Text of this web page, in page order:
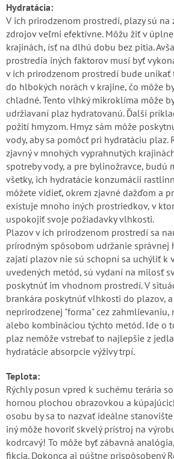
Hydratácia:
V ich prirodzenom prostredí, plazy sú na
zdrojov veľmi efektívne. Môžu žiť v
krajinách, ísť na dlhú dobu bez pitia.
prostredia iných faktorov musí byť
v ich prirodzenom prostredí bude unikať
do hlbokých norách v krajine, čo môže
chladné. Tento vlhký mikroklíma môže
udržiavaní plaz hydratovanú. Ďalší
požití hmyzom. Hmyz sám môže
vody, aby sa pomôcť pri hydratáciu plaz.
zjavný v mnohých vyprahnutých
spotreby vody, a pre bylinožravce, budú
všetky, ich hydratácie konzumácii
môžete vidieť, okrem zjavné dažďom a
existuje mnoho iných prostriedkov, v
uspokojiť svoje požiadavky vlhkosti.
Plazov v ich prirodzenom prostredí sa
prírodným spôsobom udržanie správnej
zajatí plazov nie sú schopní sa uchýliť k
uvedených metód, sú vydaní na milosť
poskytnúť im vhodnom prostredí. V
brankára poskytnúť vlhkosti do plazov,
neprirodzenej "forma" cez zahmlievaniu,
alebo kombináciou týchto metód. Ide o
plaz nemôže vstrebať to najlepšie z
hydratácie absorpcie výživy trpí.
Teplota:
Rýchly posun vpred k suchému terária
hornou plochou obrazovkou a
osobu by sa to nazvať ideálne
iný môže hovoriť skvelý prístroj na
kodrcavý! To môže byť zábavná
fikcia. Dokonca aj púštne prispôsobený